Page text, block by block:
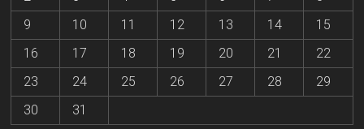
9
10 11 12 13 14
15
16
17 18 19 20 21
22
23
24 25 26 27 28
29
30
31